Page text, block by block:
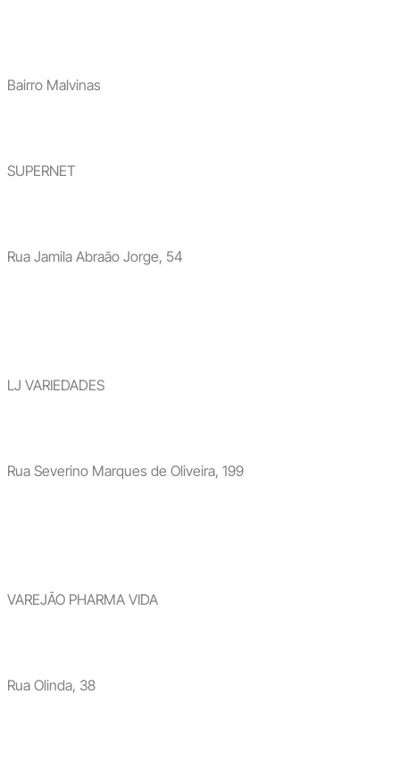
Bairro Malvinas
SUPERNET
Rua Jamila Abraão Jorge, 54
LJ VARIEDADES
Rua Severino Marques de Oliveira, 199
VAREJÃO PHARMA VIDA
Rua Olinda, 38